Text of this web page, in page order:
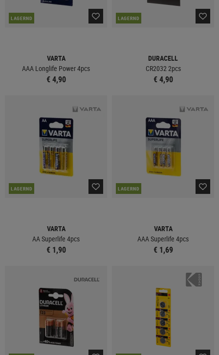
LAGERND
VARTA
AAA Longlife Power 4pcs
€ 4,90
LAGERND
DURACELL
CR2032 2pcs
€ 4,90
LAGERND
VARTA
AA Superlife 4pcs
€ 1,90
LAGERND
VARTA
AAA Superlife 4pcs
€ 1,69